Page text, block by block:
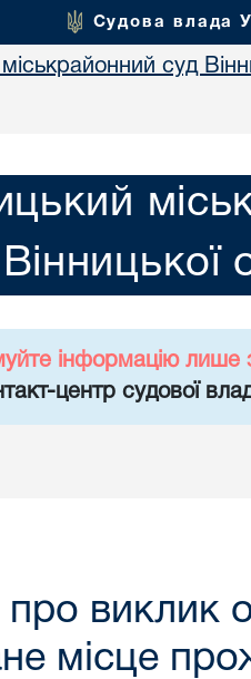
Судова влада
суд
Вінницької
інформацію лише
центр судової
виклик
місце